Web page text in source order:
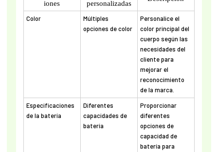
iones personalizadas
Color
Múltiples
opciones de color
Personalice el
color principal del
cuerpo según las
necesidades del
cliente para
mejorar el
reconocimiento
de la marca.
Especificaciones
de la batería
Diferentes
capacidades de
batería
Proporcionar
diferentes
opciones de
capacidad de
batería para